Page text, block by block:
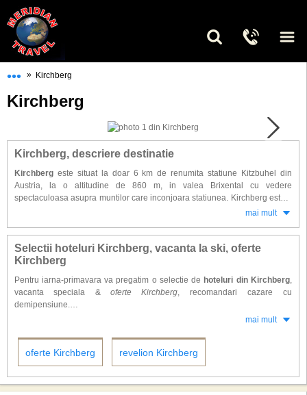
••• » Kirchberg
Kirchberg
Kirchberg, descriere destinatie
Kirchberg este situat la doar 6 km de renumita statiune Kitzbuhel din
Austria, la o altitudine de 860 m, in valea Brixental cu vedere
spectaculoasa asupra muntilor care inconjoara statiunea. Kirchberg este o
statiune minunata, cu nenumarate cafenele, magazine si posibilitati
In timpul verii activitatile practicate pot fi: drumetii, mountain biking,
echitatie, minigolf, tenis cat si inot in lacul din apropiere. Pe timpul verii
Statiunea Kirchberg este situata in centrul celor mai renumite zone de schi
din Austria, cu 60 de ski lifturi catre nivele de dificultate diferite. Puteti
practica aici si snowboard sau cross country ski pe o distanta de 200 km
petrecerea unui sejur de neuitat.
mai mult
Selectii hoteluri Kirchberg, vacanta la ski, oferte
Kirchberg
Pentru iarna-primavara va pregatim o selectie de hoteluri din Kirchberg,
vacanta speciala & oferte Kirchberg, recomandari cazare cu
demipensiune.
Optand pentru rezervarea vacantei dorite din timp veti beneficia de oferte
primavara in cele mai reprezentative unitati de cazare din Kirchberg pentru
a descoperii magia ospitalitatii austriece.
mai mult
oferte Kirchberg revelion Kirchberg